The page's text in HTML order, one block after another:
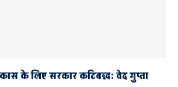
के लिए सरकार कटिबद्ध: वेद गुप्ता